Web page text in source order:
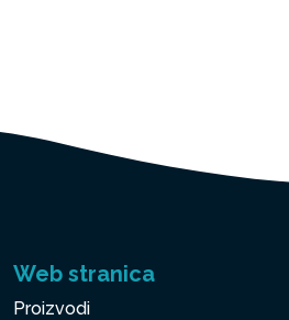
Web stranica
Proizvodi